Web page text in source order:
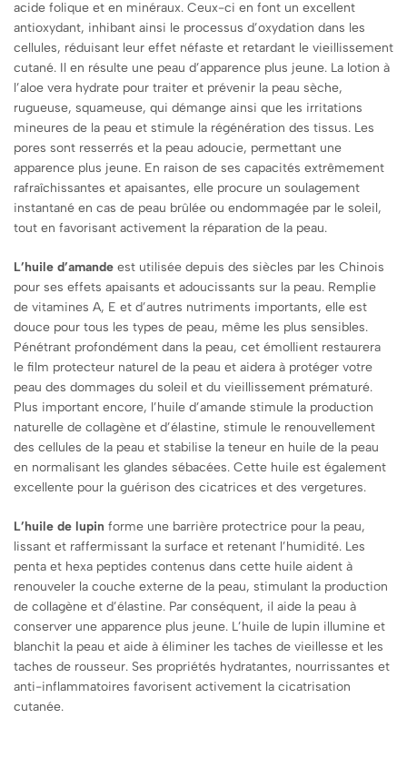
acide folique et en minéraux. Ceux-ci en font un excellent
antioxydant, inhibant ainsi le processus d’oxydation dans les
cellules, réduisant leur effet néfaste et retardant le vieillissement
cutané. Il en résulte une peau d’apparence plus jeune. La lotion à
l’aloe vera hydrate pour traiter et prévenir la peau sèche,
rugueuse, squameuse, qui démange ainsi que les irritations
mineures de la peau et stimule la régénération des tissus. Les
pores sont resserrés et la peau adoucie, permettant une
apparence plus jeune. En raison de ses capacités extrêmement
rafraîchissantes et apaisantes, elle procure un soulagement
instantané en cas de peau brûlée ou endommagée par le soleil,
tout en favorisant activement la réparation de la peau.
L’huile d’amande est utilisée depuis des siècles par les Chinois
pour ses effets apaisants et adoucissants sur la peau. Remplie
de vitamines A, E et d’autres nutriments importants, elle est
douce pour tous les types de peau, même les plus sensibles.
Pénétrant profondément dans la peau, cet émollient restaurera
le film protecteur naturel de la peau et aidera à protéger votre
peau des dommages du soleil et du vieillissement prématuré.
Plus important encore, l’huile d’amande stimule la production
naturelle de collagène et d’élastine, stimule le renouvellement
des cellules de la peau et stabilise la teneur en huile de la peau
en normalisant les glandes sébacées. Cette huile est également
excellente pour la guérison des cicatrices et des vergetures.
L’huile de lupin forme une barrière protectrice pour la peau,
lissant et raffermissant la surface et retenant l’humidité. Les
penta et hexa peptides contenus dans cette huile aident à
renouveler la couche externe de la peau, stimulant la production
de collagène et d’élastine. Par conséquent, il aide la peau à
conserver une apparence plus jeune. L’huile de lupin illumine et
blanchit la peau et aide à éliminer les taches de vieillesse et les
taches de rousseur. Ses propriétés hydratantes, nourrissantes et
anti-inflammatoires favorisent activement la cicatrisation
cutanée.